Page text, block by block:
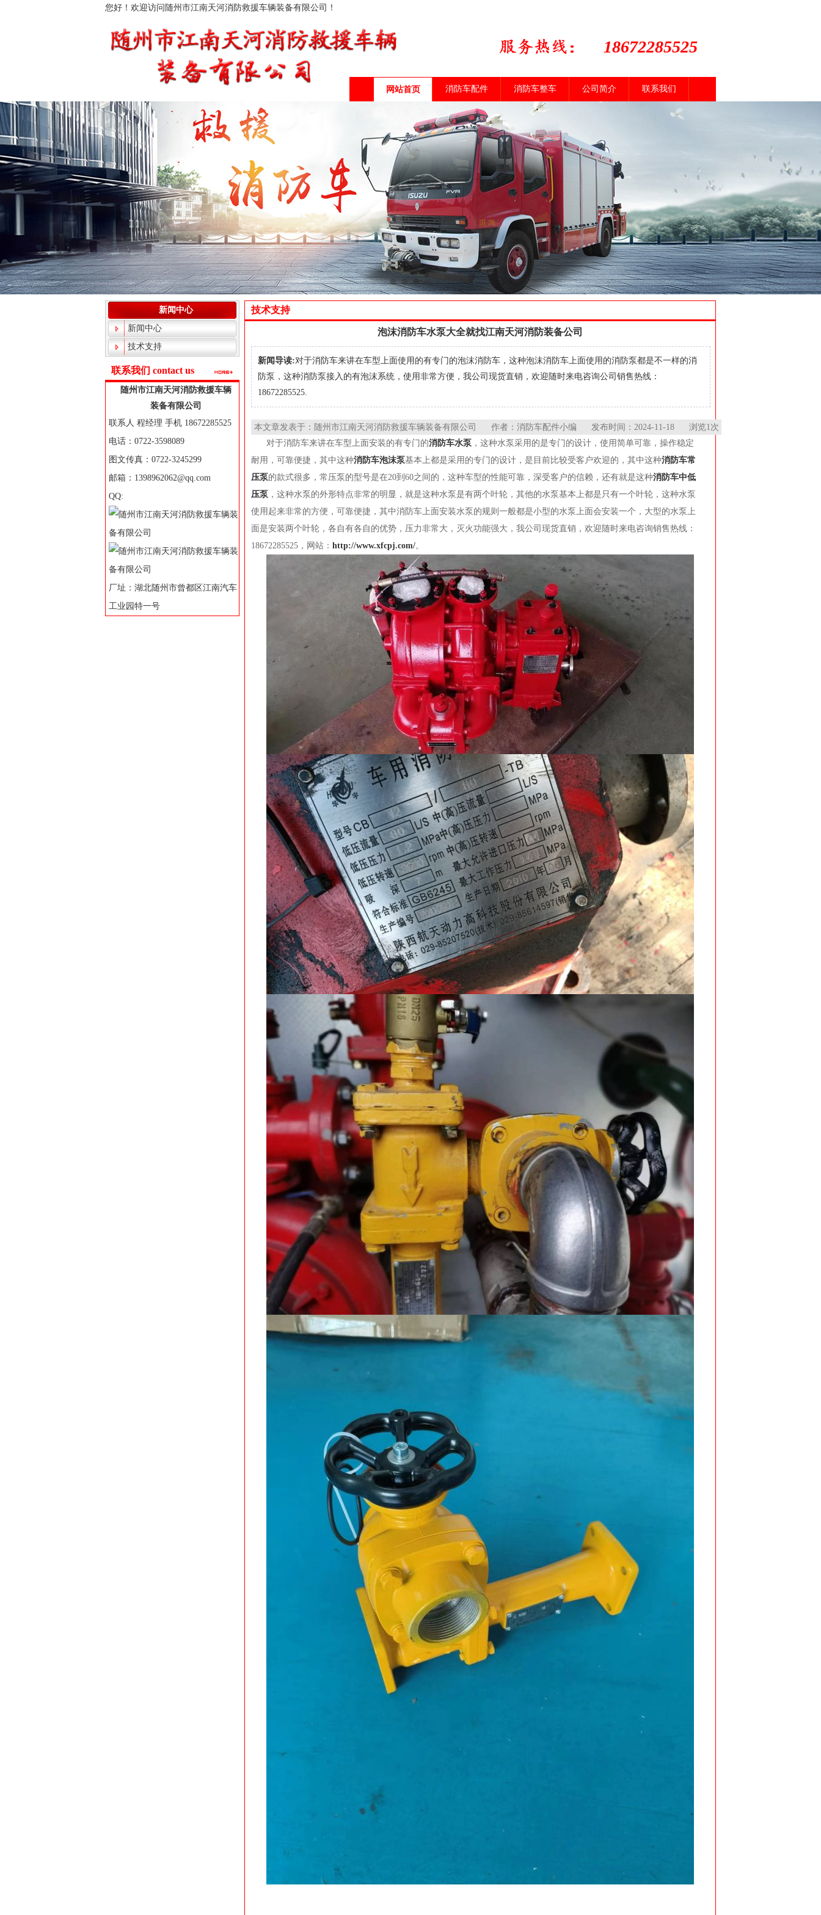
您好！欢迎访问随州市江南天河消防救援车辆装备有限公司！
18672285525
网站首页 消防车配件 消防车整车 公司简介 联系我们
新闻中心
新闻中心
技术支持
联系我们 contact us
随州市江南天河消防救援车辆
装备有限公司
联系人 程经理 手机 18672285525
电话：0722-3598089
图文传真：0722-3245299
邮箱：1398962062@qq.com
QQ:
厂址：湖北随州市曾都区江南汽车
工业园特一号
技术支持
泡沫消防车水泵大全就找江南天河消防装备公司
新闻导读:对于消防车来讲在车型上面使用的有专门的泡沫消防车，这种泡沫消防车上面使用的消防泵都是不一样的消
防泵，这种消防泵接入的有泡沫系统，使用非常方便，我公司现货直销，欢迎随时来电咨询公司销售热线：
18672285525.
本文章发表于：随州市江南天河消防救援车辆装备有限公司 作者：消防车配件小编 发布时间：2024-11-18 浏览1次
对于消防车来讲在车型上面安装的有专门的消防车水泵 ，这种水泵采用的是专门的设计，使用简单可靠，操作稳定
耐用，可靠便捷，其中这种消防车泡沫泵基本上都是采用的专门的设计，是目前比较受客户欢迎的，其中这种消防车常
压泵的款式很多，常压泵的型号是在20到60之间的，这种车型的性能可靠，深受客户的信赖，还有就是这种消防车中低
压泵 ，这种水泵的外形特点非常的明显，就是这种水泵是有两个叶轮，其他的水泵基本上都是只有一个叶轮，这种水泵
使用起来非常的方便，可靠便捷，其中消防车上面安装水泵的规则一般都是小型的水泵上面会安装一个，大型的水泵上
面是安装两个叶轮，各自有各自的优势，压力非常大，灭火功能强大，我公司现货直销，欢迎随时来电咨询销售热线：
18672285525，网站： http://www.xfcpj.com/。